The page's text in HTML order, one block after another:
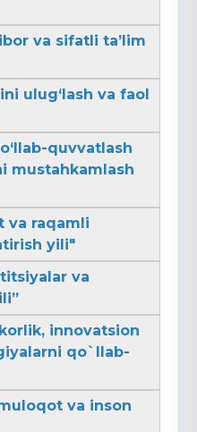
va sifatli ta’lim
ulug‘lash va faol
quvvatlash
mustahkamlash
va raqamli
yili"
va
innovatsion
qo`llab-
va inson